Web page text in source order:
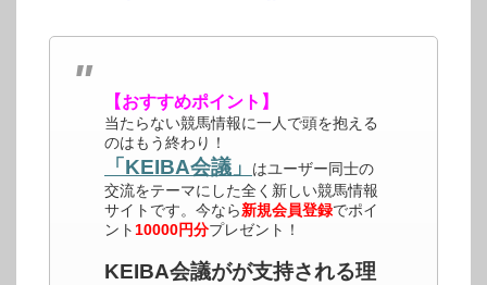
【おすすめポイント】
当たらない競馬情報に一人で頭を抱える
のはもう終わり！
「KEIBA会議」
はユーザー同士の
交流をテーマにした全く新しい競馬情報
サイトです。今なら新規会員登録でポイ
ント10000円分プレゼント！
KEIBA会議がが支持される理